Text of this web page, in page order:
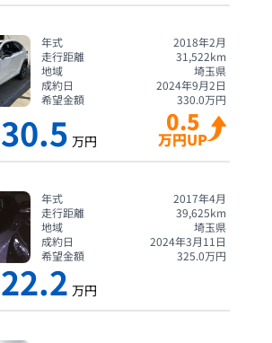
年式
2018年2月
走行距離
31,522km
地域
埼玉県
成約日
2024年9月2日
希望金額
330.0万円
万円
0.5
万円UP
年式
2017年4月
走行距離
39,625km
地域
埼玉県
成約日
2024年3月11日
希望金額
325.0万円
万円